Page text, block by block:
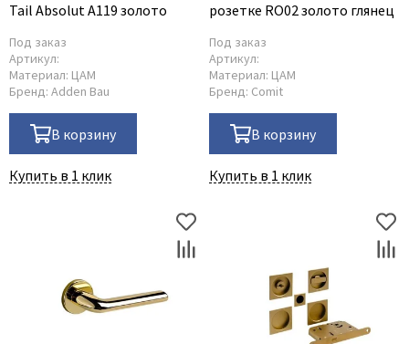
Tail Absolut A119 золото
Под заказ
Артикул:
Материал: ЦАМ
Бренд: Adden Bau
В корзину
Купить в 1 клик
розетке RO02 золото глянец
Под заказ
Артикул:
Материал: ЦАМ
Бренд: Comit
В корзину
Купить в 1 клик